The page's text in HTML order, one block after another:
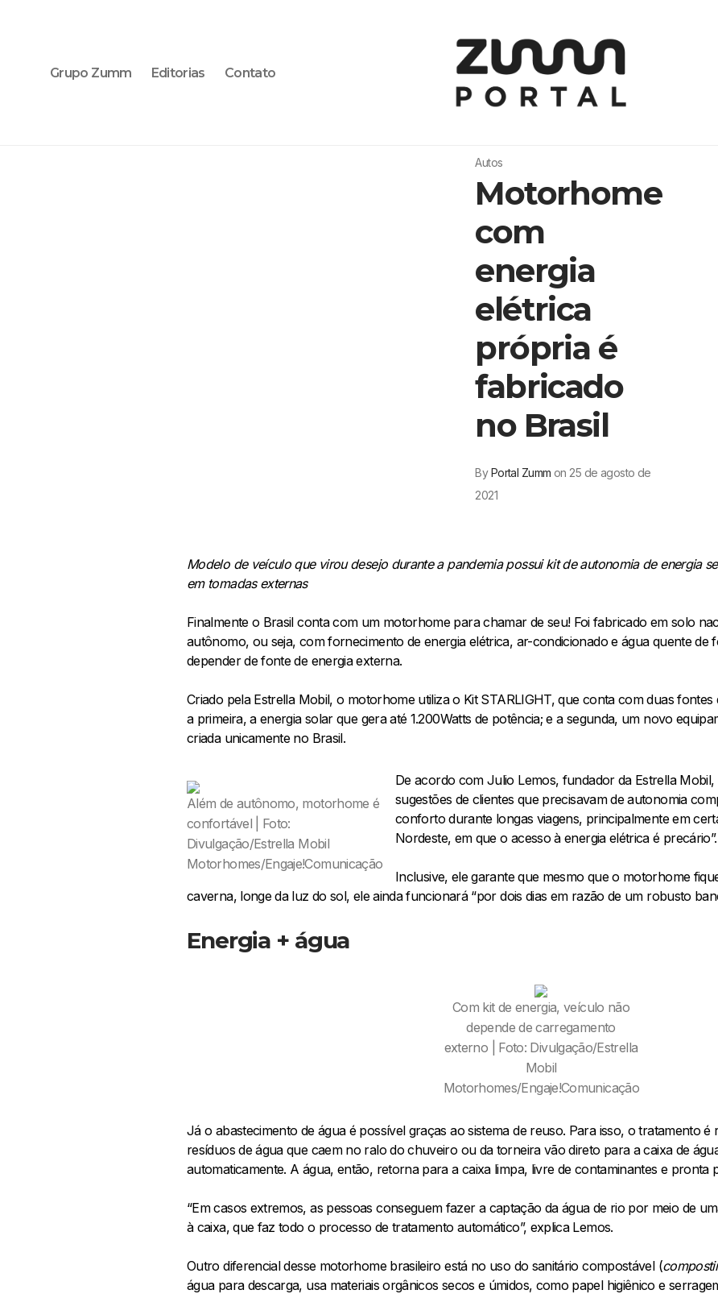
Grupo Zumm Editorias Contato
Autos
Motorhome
com
energia
elétrica
própria é
fabricado
no Brasil
ByPortal Zumm on 25 de agosto de
2021
Modelo de veículo que virou desejo durante a pandemia possui kit de autonomia de energia
em tomadas externas
Finalmente o Brasil conta com um motorhome para chamar de seu! Foi fabricado em solo
autônomo, ou seja, com fornecimento de energia elétrica, ar-condicionado e água quente de
depender de fonte de energia externa.
Criado pela Estrella Mobil, o motorhome utiliza o Kit STARLIGHT, que conta com duas fontes
a primeira, a energia solar que gera até 1.200Watts de potência; e a segunda, um novo
criada unicamente no Brasil.
Além de autônomo, motorhome é
confortável | Foto:
Divulgação/Estrella Mobil
Motorhomes/Engaje!Comunicação
De acordo com Julio Lemos, fundador da Estrella
sugestões de clientes que precisavam de autonomia
conforto durante longas viagens, principalmente em
Nordeste, em que o acesso à energia elétrica é precário”.
Inclusive, ele garante que mesmo que o motorhome
caverna, longe da luz do sol, ele ainda funcionará “por dois dias em razão de um robusto
Energia + água
Com kit de energia, veículo não
depende de carregamento
externo | Foto: Divulgação/Estrella
Mobil
Motorhomes/Engaje!Comunicação
Já o abastecimento de água é possível graças ao sistema de reuso. Para isso, o tratamento é
resíduos de água que caem no ralo do chuveiro ou da torneira vão direto para a caixa de
automaticamente. A água, então, retorna para a caixa limpa, livre de contaminantes e pronta
“Em casos extremos, as pessoas conseguem fazer a captação da água de rio por meio de
à caixa, que faz todo o processo de tratamento automático”, explica Lemos.
Outro diferencial desse motorhome brasileiro está no uso do sanitário compostável (
água para descarga, usa materiais orgânicos secos e úmidos, como papel higiênico e